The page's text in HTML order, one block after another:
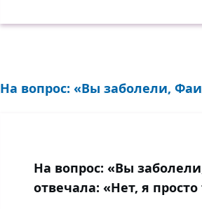
На вопрос: «Вы заболели,
На вопрос: «Вы
отвечала: «Нет, я